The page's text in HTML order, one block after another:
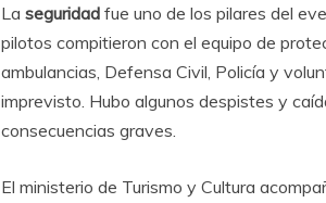
La seguridad fue uno de los pilares del
pilotos compitieron con el equipo de
ambulancias, Defensa Civil, Policía y
imprevisto. Hubo algunos despistes y
consecuencias graves.
El ministerio de Turismo y Cultura